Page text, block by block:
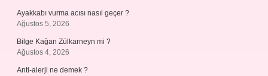
Ayakkabı vurma acısı nasıl geçer ?
Ağustos 5, 2026
Bilge Kağan Zülkarneyn mi ?
Ağustos 4, 2026
Anti-alerji ne demek ?